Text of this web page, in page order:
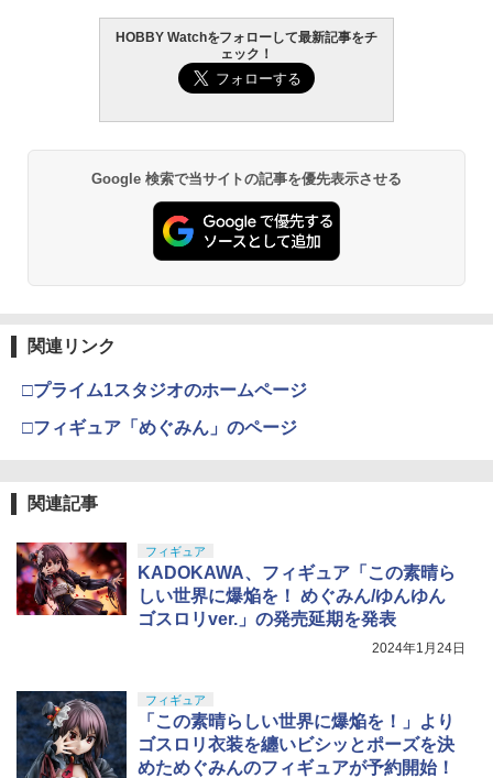
HOBBY Watchをフォローして最新記事をチ
ェック！
Google 検索で当サイトの記事を優先表示させる
関連リンク
□プライム1スタジオのホームページ
□フィギュア「めぐみん」のページ
関連記事
フィギュア
KADOKAWA、フィギュア「この素晴ら
しい世界に爆焔を！ めぐみん/ゆんゆん
ゴスロリver.」の発売延期を発表
2024年1月24日
フィギュア
「この素晴らしい世界に爆焔を！」より
ゴスロリ衣装を纏いビシッとポーズを決
めためぐみんのフィギュアが予約開始！